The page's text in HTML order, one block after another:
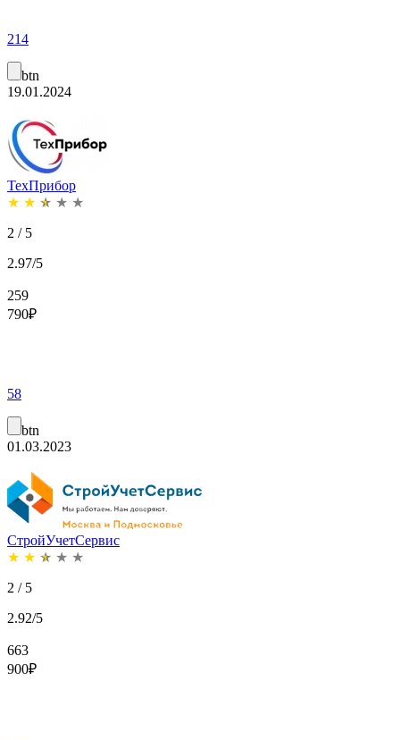
214
btn
19.01.2024
ТехПрибор
★ ★ ★ ★ ★
2 / 5
2.97/5
259
790₽
58
btn
01.03.2023
СтройУчетСервис
★ ★ ★ ★ ★
2 / 5
2.92/5
663
900₽